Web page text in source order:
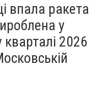
впала ракета
у
2026